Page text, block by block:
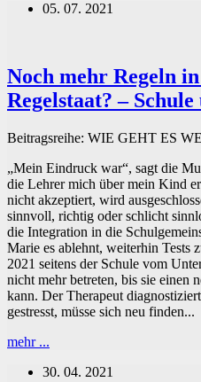
die
19
Maßnahmen
in
Schulen
Versuch
über
die
Missbräuchlichkeit
der
05. 07. 2021
Noch mehr Regeln
Regelstaat? –
Beitragsreihe: WIE GEHT ES
„Mein Eindruck war“, sagt die
die Lehrer mich über mein Kind
nicht akzeptiert, wird
sinnvoll, richtig oder schlicht
die Integration in die
Marie es ablehnt, weiterhin Tests
2021 seitens der Schule vom
nicht mehr betreten, bis sie einen
kann. Der Therapeut
gestresst, müsse sich neu finden...
mehr ...
Regeln
30. 04. 2021